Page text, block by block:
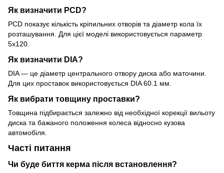
Як визначити PCD?
PCD показує кількість кріпильних отворів та діаметр кола їх
розташування. Для цієї моделі використовується параметр
5x120.
Як визначити DIA?
DIA — це діаметр центрального отвору диска або маточини.
Для цих проставок використовується DIA 60.1 мм.
Як вибрати товщину проставки?
Товщина підбирається залежно від необхідної корекції вильоту
диска та бажаного положення колеса відносно кузова
автомобіля.
Часті питання
Чи буде биття керма після встановлення?